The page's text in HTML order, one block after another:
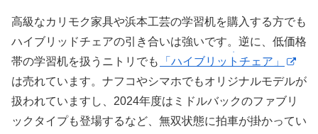
高級なカリモク家具や浜本工芸の学習机を購入する方でも
ハイブリッドチェアの引き合いは強いです。逆に、低価格
帯の学習机を扱うニトリでも
「ハイブリッ ト
・
チェア」
は売れています。ナフコやシマホでもオリジナルモデルが
扱われていますし、2024年度はミドルバックのファブリ
ックタイプも登場するなど、無双状態に拍車が掛かってい